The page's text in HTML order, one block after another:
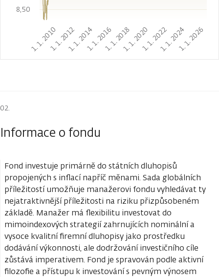
1. 1. 20101. 1. 20121. 1. 20141. 1. 20161. 1. 20181. 1. 20201. 1. 20221. 1. 20241. 1. 2026
8,50
Informace o fondu
Fond investuje primárně do státních dluhopisů
propojených s inflací napříč měnami. Sada globálních
příležitostí umožňuje manažerovi fondu vyhledávat ty
nejatraktivnější příležitosti na riziku přizpůsobeném
základě. Manažer má flexibilitu investovat do
mimoindexových strategií zahrnujících nominální a
vysoce kvalitní firemní dluhopisy jako prostředku
dodávání výkonnosti, ale dodržování investičního cíle
zůstává imperativem. Fond je spravován podle aktivní
filozofie a přístupu k investování s pevným výnosem